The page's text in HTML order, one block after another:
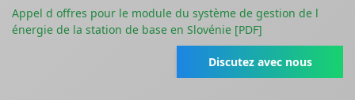
Appel d offres pour le module du système de gestion de l
énergie de la station de base en Slovénie [PDF]
Discutez avec nous